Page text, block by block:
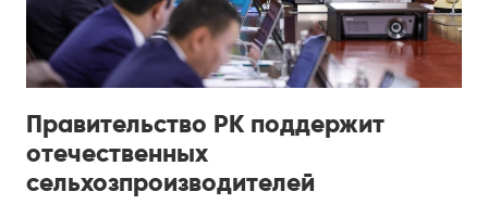
Правительство РК поддержит
отечественных
сельхозпроизводителей